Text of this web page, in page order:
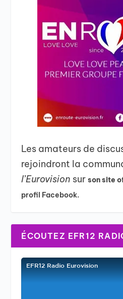
Les amateurs de
rejoindront la
l’Eurovision surson site
profil Facebook.
ÉCOUTEZ EFR12